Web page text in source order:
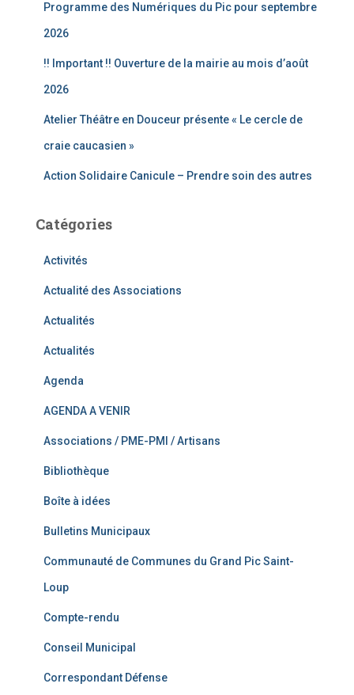
Programme des Numériques du Pic pour septembre
2026
!! Important !! Ouverture de la mairie au mois d’août
2026
Atelier Théâtre en Douceur présente « Le cercle de
craie caucasien »
Action Solidaire Canicule – Prendre soin des autres
Catégories
Activités
Actualité des Associations
Actualités
Actualités
Agenda
AGENDA A VENIR
Associations / PME-PMI / Artisans
Bibliothèque
Boîte à idées
Bulletins Municipaux
Communauté de Communes du Grand Pic Saint-
Loup
Compte-rendu
Conseil Municipal
Correspondant Défense